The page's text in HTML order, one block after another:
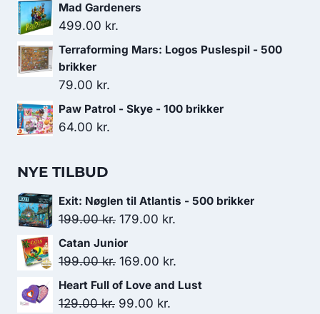
Mad Gardeners
499.00 kr.
Terraforming Mars: Logos Puslespil - 500
brikker
79.00 kr.
Paw Patrol - Skye - 100 brikker
64.00 kr.
NYE TILBUD
Exit: Nøglen til Atlantis - 500 brikker
199.00kr. Den
oprindelige
pris
199.00 kr..
179.00 kr.
Catan Junior
199.00kr. Den
oprindelige
pris
169.00 kr.
aktuelle
Heart Full of Love and Lust
129.00kr. Den
99.00 kr.